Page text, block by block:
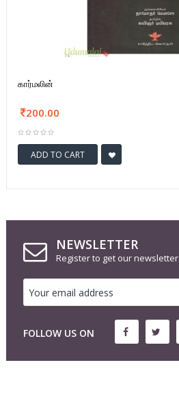
கார்மலின்
200.00
ADD TO CART
NEWSLETTER
Register to get our newsletter
FOLLOW US ON